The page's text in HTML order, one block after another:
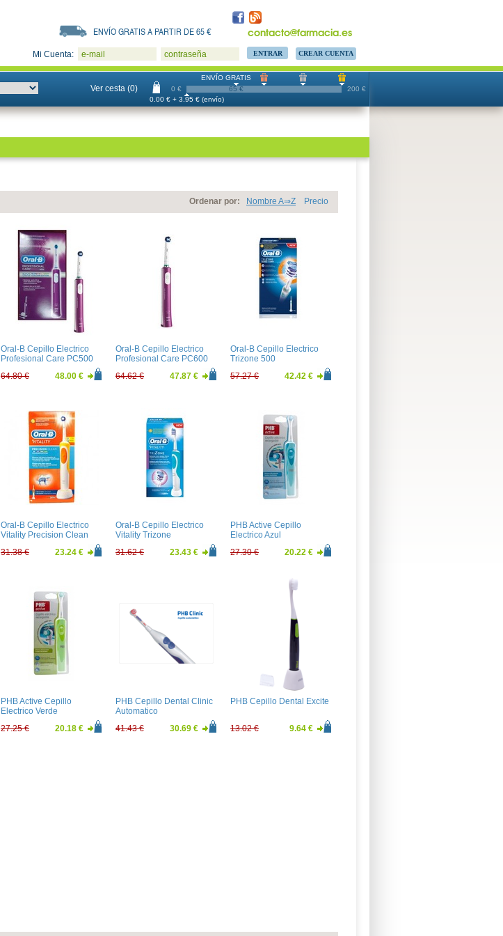
contacto@farmacia.es
ENVÍO GRATIS A PARTIR DE 65 €
Mi Cuenta: e-mail contraseña CREAR CUENTA
Ver cesta (0) 0 € 200 €
ENVÍO GRATIS
65 €
0.00 € + 3.95 € (envío)
Ordenar por: Nombre A⇒Z Precio
Oral-B Cepillo Electrico
Profesional Care PC500
64.80 € 48.00 €
Oral-B Cepillo Electrico
Profesional Care PC600
64.62 € 47.87 €
Oral-B Cepillo Electrico
Trizone 500
57.27 €
42.42 €
Oral-B Cepillo Electrico
Vitality Precision Clean
31.38 € 23.24 €
Oral-B Cepillo Electrico
Vitality Trizone
31.62 €
23.43 €
PHB Active Cepillo
Electrico Azul
27.30 €
20.22 €
PHB Active Cepillo
Electrico Verde
27.25 €
20.18 €
PHB Cepillo Dental Clinic
Automatico
41.43 €
30.69 €
PHB Cepillo Dental Excite
13.02 € 9.64 €